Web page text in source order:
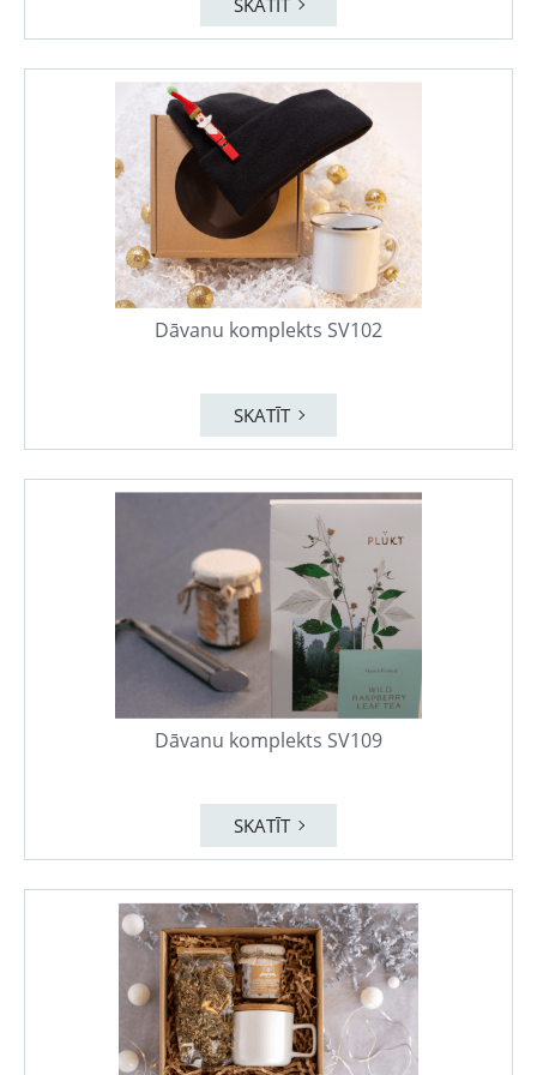
Dāvanu komplekts SV102
SKATĪT
Dāvanu komplekts SV109
SKATĪT